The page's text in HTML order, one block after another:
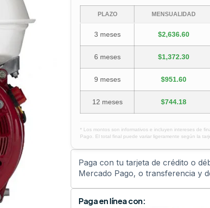
PLAZO MENSUALIDAD
3 meses $2,636.60
6 meses $1,372.30
9 meses $951.60
12 meses $744.18
* Los montos son informativos e incluyen intereses de
Pago. El total final puede variar ligeramente según la
Paga con tu tarjeta de crédito o
Mercado Pago, o transferencia y
Paga en línea con: